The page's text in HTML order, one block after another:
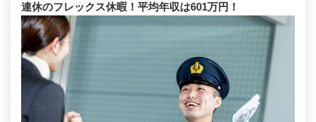
連休のフレックス休暇！平均年収は601万円！